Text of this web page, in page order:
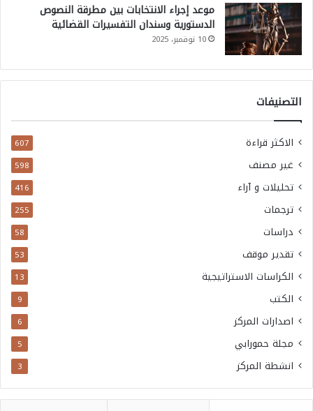
موعد إجراء الانتخابات بين مطرقة النصوص
الدستورية وسندان التفسيرات القضائية
10 نوفمبر، 2025
التصنيفات
الاكثر قراءة 607
غير مصنف 598
تحليلات و آراء 416
ترجمات 255
دراسات 58
تقدير موقف 53
الكراسات الاستراتيجية 13
الكتب 9
اصدارات المركز 6
مجلة حمورابي 5
انشطة المركز 3